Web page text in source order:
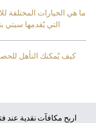
هي الخيارات المختلفة
التي يُقدمها سيتي بنك
كيف يُمكنك التأهل
اربح مكافآت نقدية عند